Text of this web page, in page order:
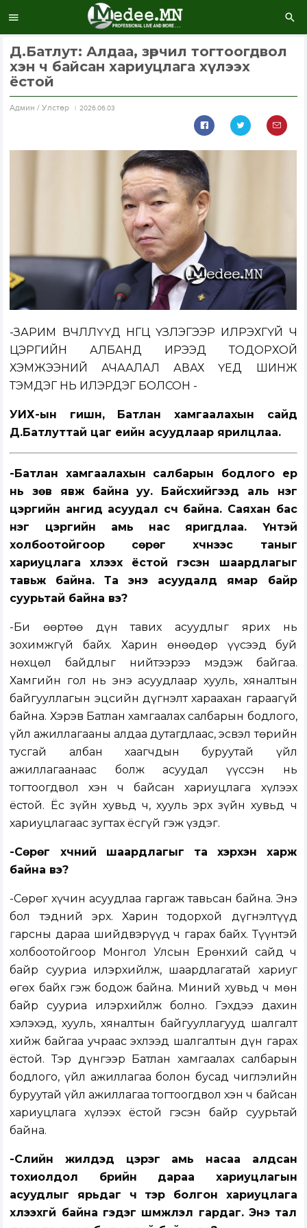
Д.Батлут: Алдаа, зөрчил тогтоогдвол
хэн ч байсан хариуцлага хүлээх
ёстой
Aдмин / Улстөр 2026.06.03
-ЗАРИМ ӨВЧЛӨЛҮҮД ӨНГӨЦ ҮЗЛЭГЭЭР ИЛРЭХГҮЙ Ч
ЦЭРГИЙН АЛБАНД ИРЭЭД ТОДОРХОЙ
ХЭМЖЭЭНИЙ АЧААЛАЛ АВАХ ҮЕД ШИНЖ
ТЭМДЭГ НЬ ИЛЭРДЭГ БОЛСОН -
УИХ-ын гишүүн, Батлан хамгаалахын сайд
Д.Батлуттай цаг үеийн асуудлаар ярилцлаа.
-Батлан хамгаалахын салбарын бодлого ер
нь зөв явж байна уу. Байсхийгээд аль нэг
цэргийн ангид асуудал үүсч байна. Саяхан бас
нэг цэргийн амь нас яригдлаа. Үүнтэй
холбоотойгоор сөрөг хүчнээс таныг
хариуцлага хүлээх ёстой гэсэн шаардлагыг
тавьж байна. Та энэ асуудалд ямар байр
суурьтай байна вэ?
-Би өөртөө дүн тавих асуудлыг ярих нь
зохимжгүй байх. Харин өнөөдөр үүсээд буй
нөхцөл байдлыг нийтээрээ мэдэж байгаа.
Хамгийн гол нь энэ асуудлаар хууль, хяналтын
байгууллагын эцсийн дүгнэлт хараахан гараагүй
байна. Хэрэв Батлан хамгаалах салбарын бодлого,
үйл ажиллагааны алдаа дутагдлаас, эсвэл төрийн
тусгай албан хаагчдын буруутай үйл
ажиллагаанаас болж асуудал үүссэн нь
тогтоогдвол хэн ч байсан хариуцлага хүлээх
ёстой. Ёс зүйн хувьд ч, хууль эрх зүйн хувьд ч
хариуцлагаас зугтах ёсгүй гэж үздэг.
-Сөрөг хүчний шаардлагыг та хэрхэн харж
байна вэ?
-Сөрөг хүчин асуудлаа гаргаж тавьсан байна. Энэ
бол тэдний эрх. Харин тодорхой дүгнэлтүүд
гарсны дараа шийдвэрүүд ч гарах байх. Түүнтэй
холбоотойгоор Монгол Улсын Ерөнхий сайд ч
байр сууриа илэрхийлж, шаардлагатай хариуг
өгөх байх гэж бодож байна. Миний хувьд ч мөн
байр сууриа илэрхийлж болно. Гэхдээ дахин
хэлэхэд, хууль, хяналтын байгууллагууд шалгалт
хийж байгаа учраас эхлээд шалгалтын дүн гарах
ёстой. Тэр дүнгээр Батлан хамгаалах салбарын
бодлого, үйл ажиллагаа болон бусад чиглэлийн
буруутай үйл ажиллагаа тогтоогдвол хэн ч байсан
хариуцлага хүлээх ёстой гэсэн байр суурьтай
байна.
-Сүүлийн жилүүдэд цэрэг амь насаа алдсан
тохиолдол бүрийн дараа хариуцлагын
асуудлыг ярьдаг ч тэр болгон хариуцлага
хүлээхгүй байна гэдэг шүүмжлэл гардаг. Энэ тал